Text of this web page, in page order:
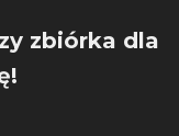
zbiórka dla